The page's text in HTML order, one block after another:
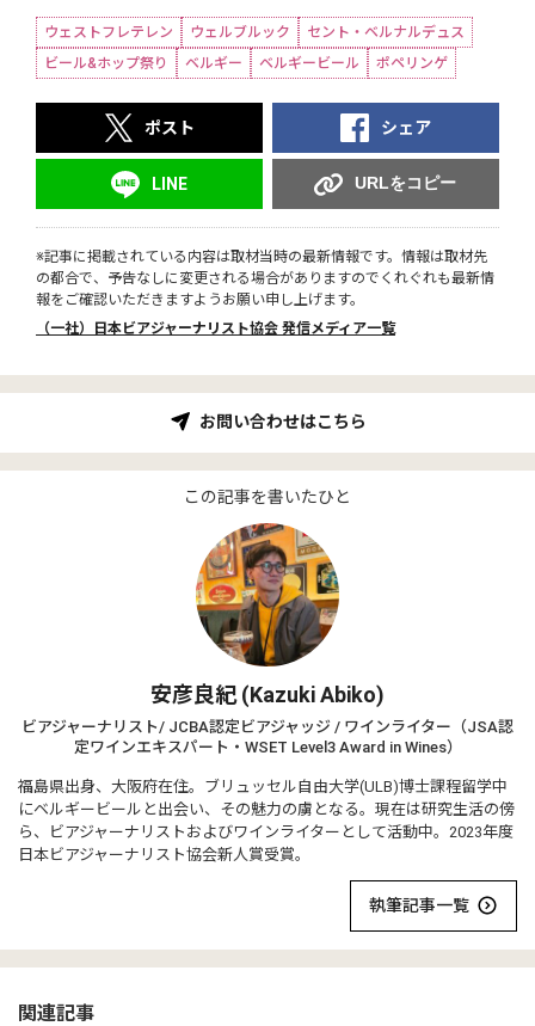
ウェストフレテレン ウェルブルック
セント・ベルナルデュス
ビール&ホップ祭り
ベルギー ベルギービール ポペリンゲ
ポスト シェア
LINE URLをコピー
※記事に掲載されている内容は取材当時の最新情報です。情報は取材先
の都合で、予告なしに変更される場合がありますのでくれぐれも最新情
報をご確認いただきますようお願い申し上げます。
（一社）日本ビアジャーナリスト協会 発信メディア一覧
お問い合わせはこちら
この記事を書いたひと
安彦良紀 (Kazuki Abiko)
ビアジャーナリスト/ JCBA認定ビアジャッジ / ワインライター（JSA認
定ワインエキスパート・WSET Level3 Award in Wines）
福島県出身、大阪府在住。ブリュッセル自由大学(ULB)博士課程留学中
にベルギービールと出会い、その魅力の虜となる。現在は研究生活の傍
ら、ビアジャーナリストおよびワインライターとして活動中。2023年度
日本ビアジャーナリスト協会新人賞受賞。
執筆記事一覧
関連記事